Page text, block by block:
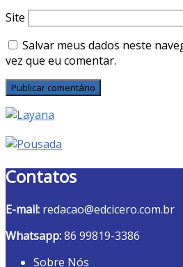
Site
Salvar meus dados neste
vez que eu comentar.
Contatos
E-mail: redacao@edcicero.com.br
Whatsapp:86 99819-3386
Sobre Nós